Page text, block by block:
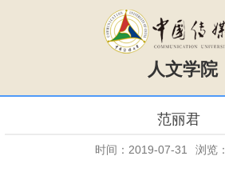
人文学院
范丽君
时间：2019-07-31 浏览：